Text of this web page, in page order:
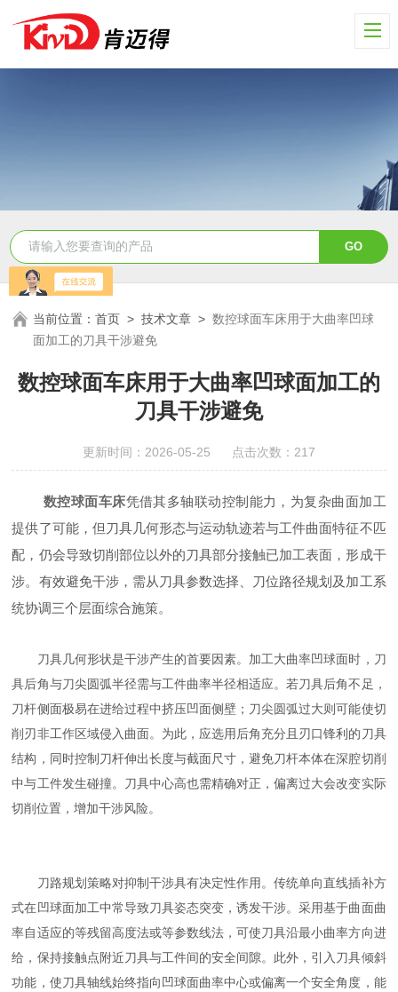
当前位置：首页 >技术文章 >数控球面车床用于大曲率凹球
面加工的刀具干涉避免
数控球面车床用于大曲率凹球面加工的
刀具干涉避免
更新时间：2026-05-25 点击次数：217
数控球面车床凭借其多轴联动控制能力，为复杂曲面加工
提供了可能，但刀具几何形态与运动轨迹若与工件曲面特征不匹
配，仍会导致切削部位以外的刀具部分接触已加工表面，形成干
涉。有效避免干涉，需从刀具参数选择、刀位路径规划及加工系
统协调三个层面综合施策。
刀具几何形状是干涉产生的首要因素。加工大曲率凹球面时，刀
具后角与刀尖圆弧半径需与工件曲率半径相适应。若刀具后角不足，
刀杆侧面极易在进给过程中挤压凹面侧壁；刀尖圆弧过大则可能使切
削刃非工作区域侵入曲面。为此，应选用后角充分且刃口锋利的刀具
结构，同时控制刀杆伸出长度与截面尺寸，避免刀杆本体在深腔切削
中与工件发生碰撞。刀具中心高也需精确对正，偏离过大会改变实际
切削位置，增加干涉风险。
刀路规划策略对抑制干涉具有决定性作用。传统单向直线插补方
式在凹球面加工中常导致刀具姿态突变，诱发干涉。采用基于曲面曲
率自适应的等残留高度法或等参数线法，可使刀具沿最小曲率方向进
给，保持接触点附近刀具与工件间的安全间隙。此外，引入刀具倾斜
功能，使刀具轴线始终指向凹球面曲率中心或偏离一个安全角度，能